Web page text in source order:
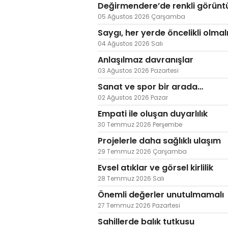
Değirmendere’de renkli
05 Ağustos 2026 Çarşamba
Saygı, her yerde öncelikli olmalı
04 Ağustos 2026 Salı
Anlaşılmaz davranışlar
03 Ağustos 2026 Pazartesi
Sanat ve spor bir arada…
02 Ağustos 2026 Pazar
Empati ile oluşan duyarlılık
30 Temmuz 2026 Perşembe
Projelerle daha sağlıklı ulaşım
29 Temmuz 2026 Çarşamba
Evsel atıklar ve görsel kirlilik
28 Temmuz 2026 Salı
Önemli değerler unutulmamalı
27 Temmuz 2026 Pazartesi
Sahillerde balık tutkusu